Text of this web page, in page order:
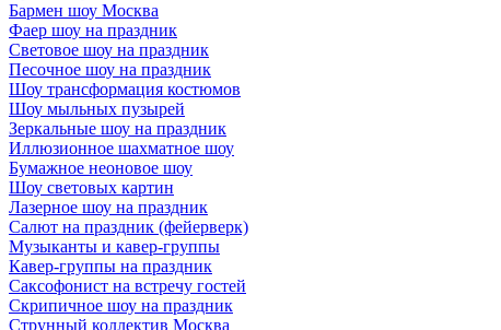
Бармен шоу Москва
Фаер шоу на праздник
Световое шоу на праздник
Песочное шоу на праздник
Шоу трансформация костюмов
Шоу мыльных пузырей
Зеркальные шоу на праздник
Иллюзионное шахматное шоу
Бумажное неоновое шоу
Шоу световых картин
Лазерное шоу на праздник
Салют на праздник (фейерверк)
Музыканты и кавер-группы
Кавер-группы на праздник
Саксофонист на встречу гостей
Скрипичное шоу на праздник
Струнный коллектив Москва